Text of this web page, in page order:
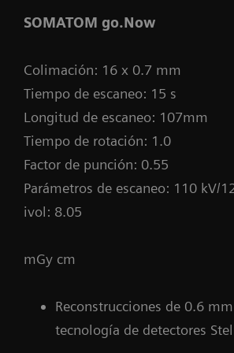
Cámara 3D FAST integrada en
impulsado por IA
GO technologies: orientación
usuario basada en IA
SOMATOM go.Now
Colimación: 16 x 0.7 mm
Tiempo de escaneo: 15 s
Longitud de escaneo: 107mm
Tiempo de rotación: 1.0
Factor de punción: 0.55
Parámetros de escaneo: 110 kV/
ivol:
mGy cm
Reconstrucciones de 0.6
tecnología de detectores